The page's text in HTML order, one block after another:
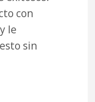
con
le
sin